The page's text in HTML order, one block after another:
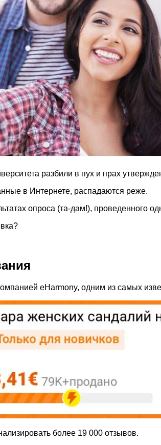
разбили в пух и прах
в Интернете, распадаются реже.
опроса (та-дам!), проведенного
eHarmony, одним из самых
более 19 000 отзывов.